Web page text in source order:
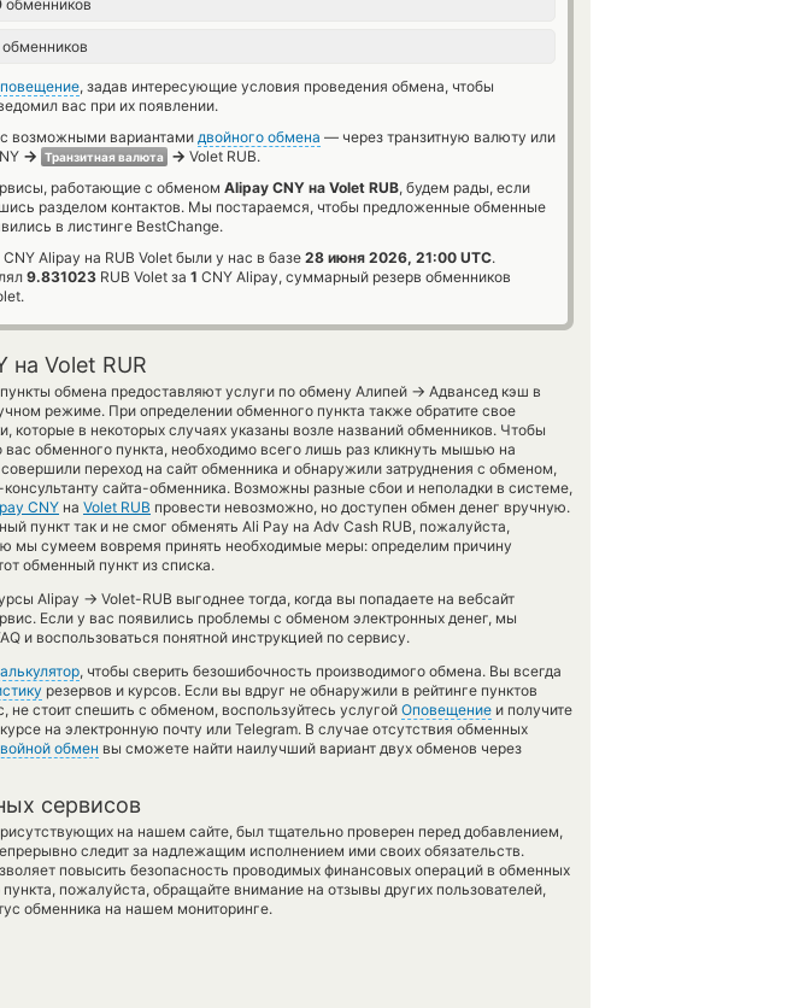
обменников
обменников
, задав интересующие условия проведения обмена, чтобы
вас при их появлении.
возможными вариантами двойного обмена — через транзитную валюту или
→ Транзитная валюта → Volet RUB.
работающие с обменом Alipay CNY на Volet RUB, будем рады, если
разделом контактов. Мы постараемся, чтобы предложенные обменные
в листинге BestChange.
Alipay на RUB Volet были у нас в базе 28 июня 2026, 21:00 UTC.
9.831023 RUB Volet за 1 CNY Alipay, суммарный резерв обменников
на Volet RUR
обмена предоставляют услуги по обмену Алипей → Адвансед кэш в
режиме. При определении обменного пункта также обратите свое
которые в некоторых случаях указаны возле названий обменников. Чтобы
вас обменного пункта, необходимо всего лишь раз кликнуть мышью на
переход на сайт обменника и обнаружили затруднения с обменом,
сайта-обменника. Возможны разные сбои и неполадки в системе,
CNY на Volet RUB провести невозможно, но доступен обмен денег вручную.
пункт так и не смог обменять Ali Pay на Adv Cash RUB, пожалуйста,
мы сумеем вовремя принять необходимые меры: определим причину
обменный пункт из списка.
Alipay → Volet-RUB выгоднее тогда, когда вы попадаете на вебсайт
Если у вас появились проблемы с обменом электронных денег, мы
и воспользоваться понятной инструкцией по сервису.
, чтобы сверить безошибочность производимого обмена. Вы всегда
резервов и курсов. Если вы вдруг не обнаружили в рейтинге пунктов
стоит спешить с обменом, воспользуйтесь услугой Оповещение и получите
на электронную почту или Telegram. В случае отсутствия обменных
обмен вы сможете найти наилучший вариант двух обменов через
сервисов
на нашем сайте, был тщательно проверен перед добавлением,
следит за надлежащим исполнением ими своих обязательств.
повысить безопасность проводимых финансовых операций в обменных
пожалуйста, обращайте внимание на отзывы других пользователей,
обменника на нашем мониторинге.